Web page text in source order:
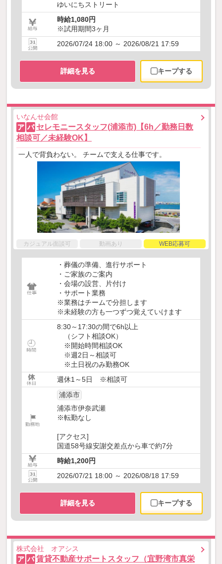
ゆいにちストリート
時給1,080円
※試用期間3ヶ月
2026/07/24 18:00 ～ 2026/08/21 17:59
詳細を見る キープする
いなんせ会館
ア パ セレモニースタッフ(浦添市)【6h／勤務日数
相談可／未経験OK】
一人で背負わない。 チームで支える仕事です。
カジュアル面談可 動画あり WEB応募可
・葬儀の準備、進行サポート
・ご家族のご案内
・会場の設営、片付け
・サポート業務
※業務はチームで分担します
※未経験の方も一つずつ覚えていけます
8:30～17:30の間で6h以上
（シフト相談OK）
※開始時間相談OK
※週2日～相談可
※土日祝のみ勤務OK
週休1～5日 ※相談可
浦添市
浦添市伊奈武瀬
※転勤なし
[アクセス]
国道58号線安謝交差点から車で約7分
時給1,200円
2026/07/21 18:00 ～ 2026/08/18 17:59
詳細を見る キープする
株式会社 オアシス
ア パ 賃貸不動産サポートスタッフ（宜野湾市真栄